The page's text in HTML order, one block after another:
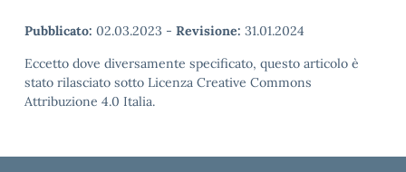
Pubblicato: 02.03.2023 - Revisione: 31.01.2024
Eccetto dove diversamente specificato, questo articolo è
stato rilasciato sotto Licenza Creative Commons
Attribuzione 4.0 Italia.